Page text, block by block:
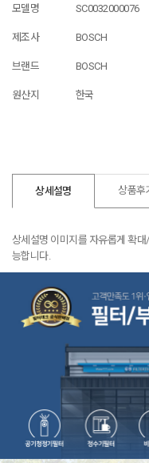
모델명 SC0032000076
제조사 BOSCH
브랜드 BOSCH
원산지 한국
상세설명 상품후
상세설명 이미지를 자유롭게 확
능합니다.